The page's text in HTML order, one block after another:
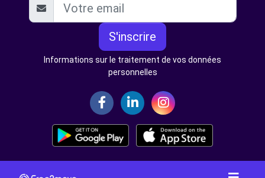
S'inscrire
Informations sur le traitement de vos données
personnelles